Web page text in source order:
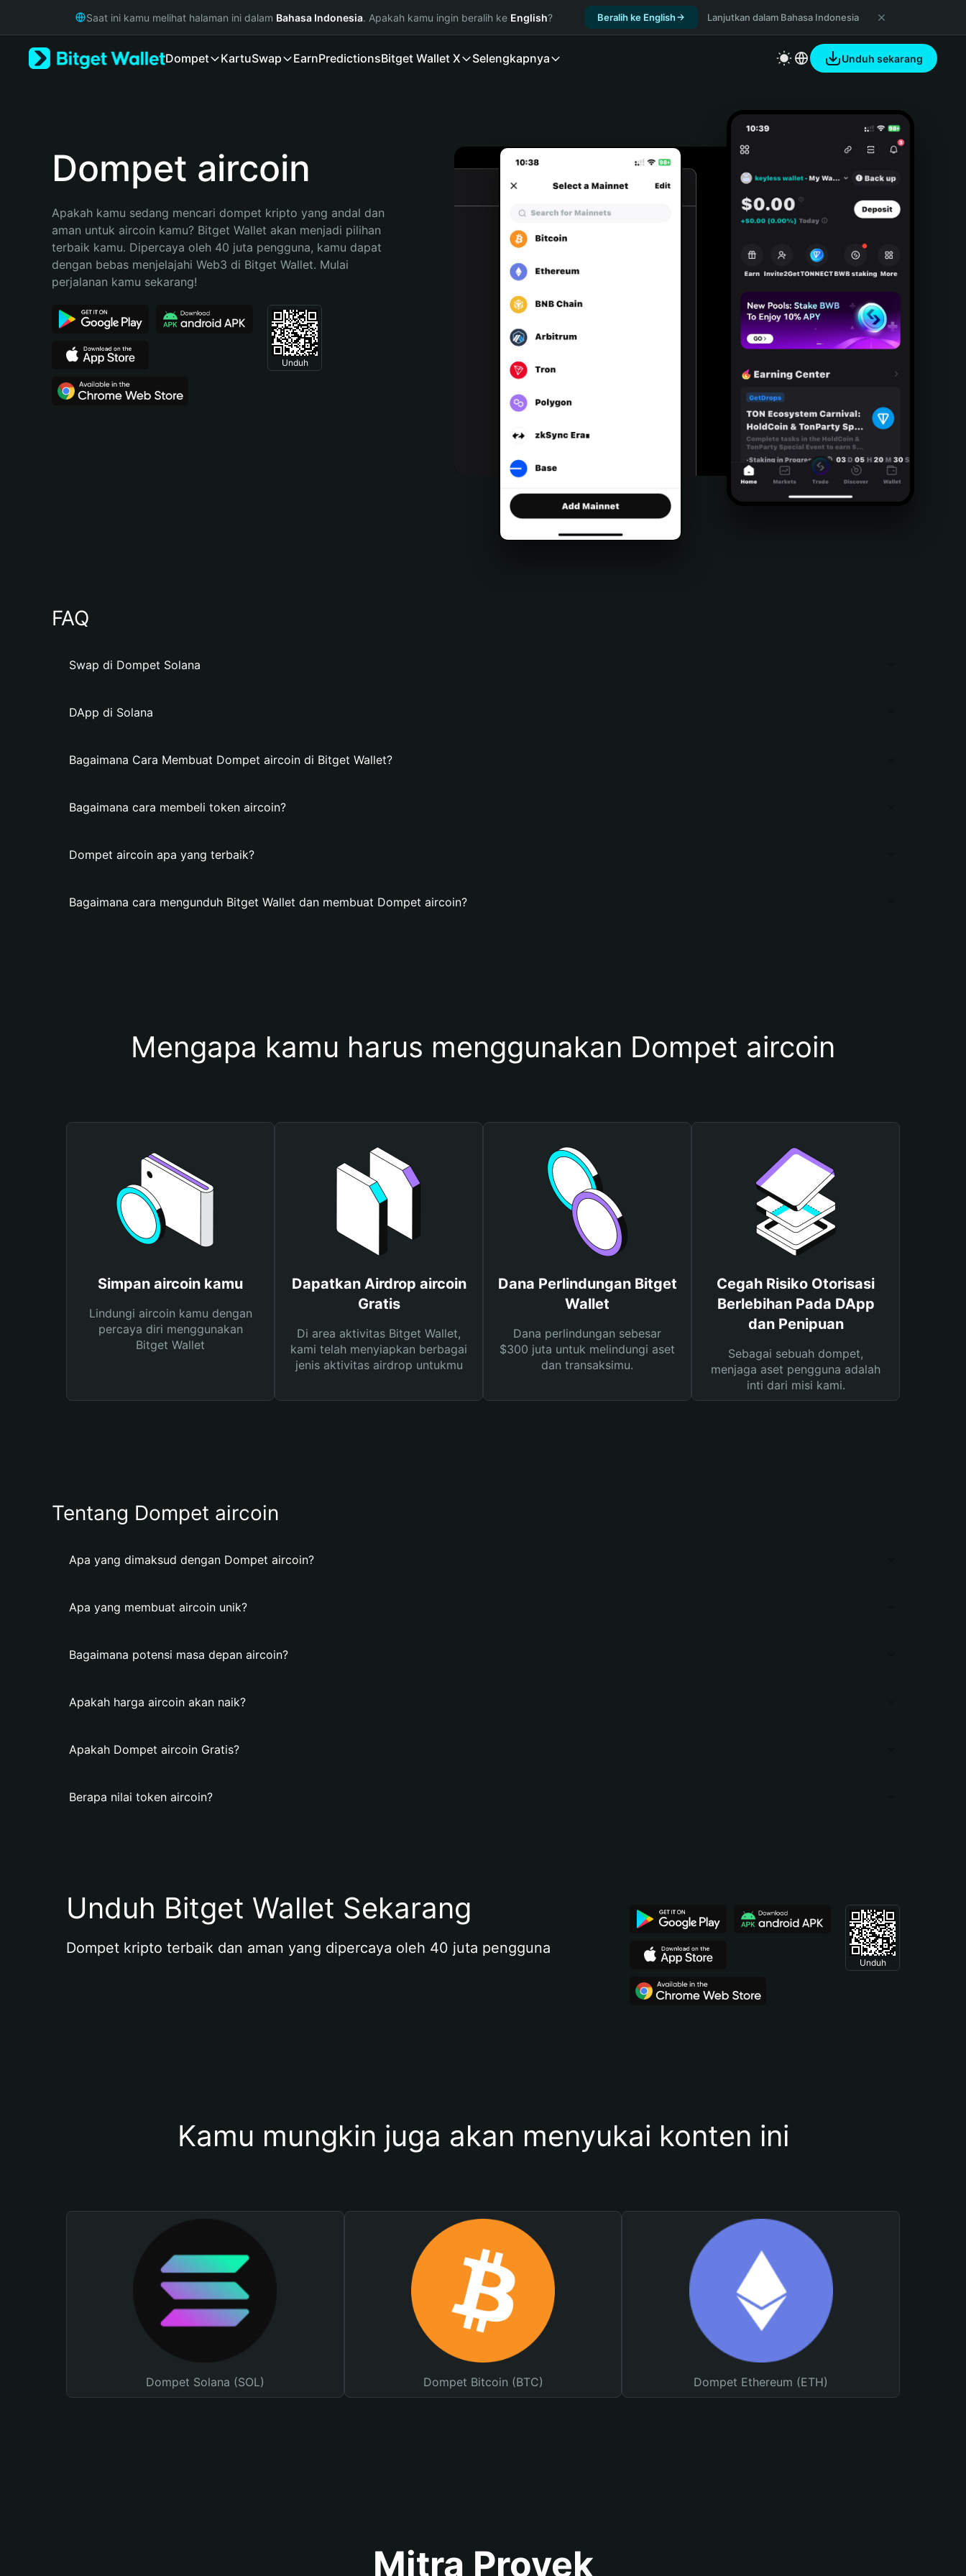
Русский
Bahasa Indonesia
Español (Argentina)
Saat ini kamu melihat halaman ini dalam Bahasa Indonesia. Apakah kamu ingin beralih ke English? Beralih ke English Lanjutkan dalam Bahasa Indonesia
Dompet KartuSwap EarnPredictionsBitget Wallet X Selengkapnya Unduh sekarang
Dompet aircoin
Apakah kamu sedang mencari dompet kripto yang andal dan
aman untuk aircoin kamu? Bitget Wallet akan menjadi pilihan
terbaik kamu. Dipercaya oleh 40 juta pengguna, kamu dapat
dengan bebas menjelajahi Web3 di Bitget Wallet. Mulai
perjalanan kamu sekarang!
Unduh
FAQ
Swap di Dompet Solana
DApp di Solana
Bagaimana Cara Membuat Dompet aircoin di Bitget Wallet?
Bagaimana cara membeli token aircoin?
Dompet aircoin apa yang terbaik?
Bagaimana cara mengunduh Bitget Wallet dan membuat Dompet aircoin?
Mengapa kamu harus menggunakan Dompet aircoin
Simpan aircoin kamu
Lindungi aircoin kamu dengan
percaya diri menggunakan
Bitget Wallet
Dapatkan Airdrop aircoin
Gratis
Di area aktivitas Bitget Wallet,
kami telah menyiapkan berbagai
jenis aktivitas airdrop untukmu
Dana Perlindungan Bitget
Wallet
Dana perlindungan sebesar
$300 juta untuk melindungi aset
dan transaksimu.
Cegah Risiko Otorisasi
Berlebihan Pada DApp
dan Penipuan
Sebagai sebuah dompet,
menjaga aset pengguna adalah
inti dari misi kami.
Tentang Dompet aircoin
Apa yang dimaksud dengan Dompet aircoin?
Apa yang membuat aircoin unik?
Bagaimana potensi masa depan aircoin?
Apakah harga aircoin akan naik?
Apakah Dompet aircoin Gratis?
Berapa nilai token aircoin?
Unduh Bitget Wallet Sekarang
Dompet kripto terbaik dan aman yang dipercaya oleh 40 juta pengguna
Unduh
Kamu mungkin juga akan menyukai konten ini
Dompet Solana (SOL) Dompet Bitcoin (BTC) Dompet Ethereum (ETH)
Mitra Proyek